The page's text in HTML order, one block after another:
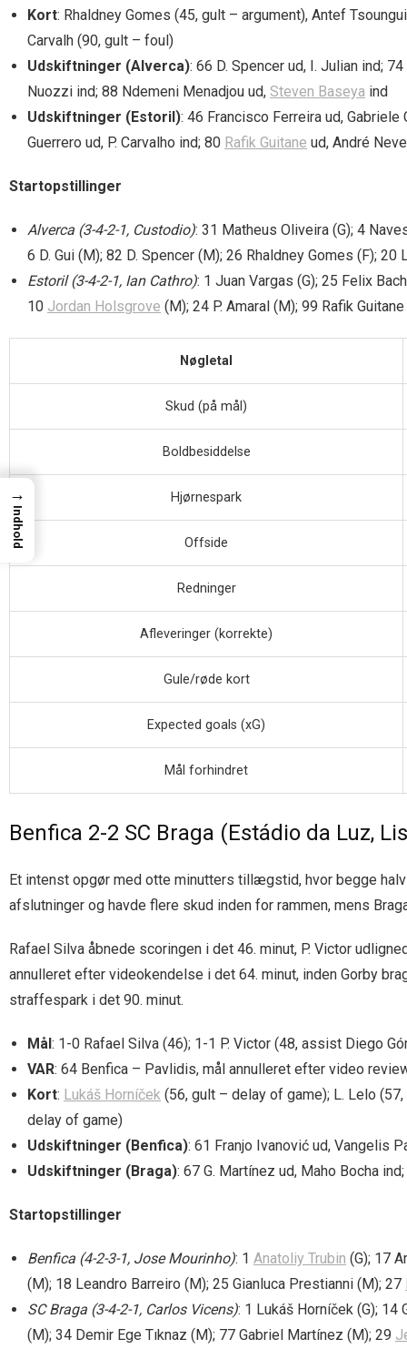
Kort: Rhaldney Gomes (45, gult – argument), Antef
Carvalh (90, gult – foul)
Udskiftninger (Alverca): 66 D. Spencer ud, I. Julian ind;
Nuozzi ind; 88 Ndemeni Menadjou ud, Steven Baseya ind
Udskiftninger (Estoril): 46 Francisco Ferreira ud,
Guerrero ud, P. Carvalho ind; 80 Rafik Guitane ud, André
Startopstillinger
Alverca (3-4-2-1, Custodio): 31 Matheus Oliveira (G); 4
6 D. Gui (M); 82 D. Spencer (M); 26 Rhaldney Gomes (F);
Estoril (3-4-2-1, Ian Cathro): 1 Juan Vargas (G); 25 Felix
10 Jordan Holsgrove (M); 24 P. Amaral (M); 99 Rafik
Nøgletal
Skud (på mål)
Boldbesiddelse
Hjørnespark
Offside
Redninger
Afleveringer (korrekte)
Gule/røde kort
Expected goals (xG)
Mål forhindret
Benfica 2-2 SC Braga (Estádio da Luz,
Et intenst opgør med otte minutters tillægstid, hvor begge
afslutninger og havde flere skud inden for rammen, mens
Rafael Silva åbnede scoringen i det 46. minut, P. Victor
annulleret efter videokendelse i det 64. minut, inden Gorby
straffespark i det 90. minut.
Mål: 1-0 Rafael Silva (46); 1-1 P. Victor (48, assist Diego
VAR: 64 Benfica – Pavlidis, mål annulleret efter video
Kort: Lukáš Horníček (56, gult – delay of game); L. Lelo
delay of game)
Udskiftninger (Benfica): 61 Franjo Ivanović ud, Vangelis
Udskiftninger (Braga): 67 G. Martínez ud, Maho Bocha
Startopstillinger
Benfica (4-2-3-1, Jose Mourinho): 1 Anatoliy Trubin (G); 17
(M); 18 Leandro Barreiro (M); 25 Gianluca Prestianni (M); 27
SC Braga (3-4-2-1, Carlos Vicens): 1 Lukáš Horníček (G);
(M); 34 Demir Ege Tıknaz (M); 77 Gabriel Martínez (M); 29
→
Indhold